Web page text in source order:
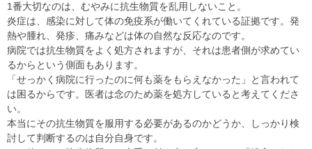
1番大切なのは、むやみに抗生物質を乱用しないこと。
炎症は、感染に対して体の免疫系が働いてくれている証拠です。発
熱や腫れ、発疹、痛みなどは体の自然な反応なのです。
病院では抗生物質をよく処方されますが、それは患者側が求めてい
るからという側面もあります。
「せっかく病院に行ったのに何も薬をもらえなかった」と言われて
は困るからです。医者は念のため薬を処方していると考えてくださ
い。
本当にその抗生物質を服用する必要があるのかどうか、しっかり検
討して判断するのは自分自身です。